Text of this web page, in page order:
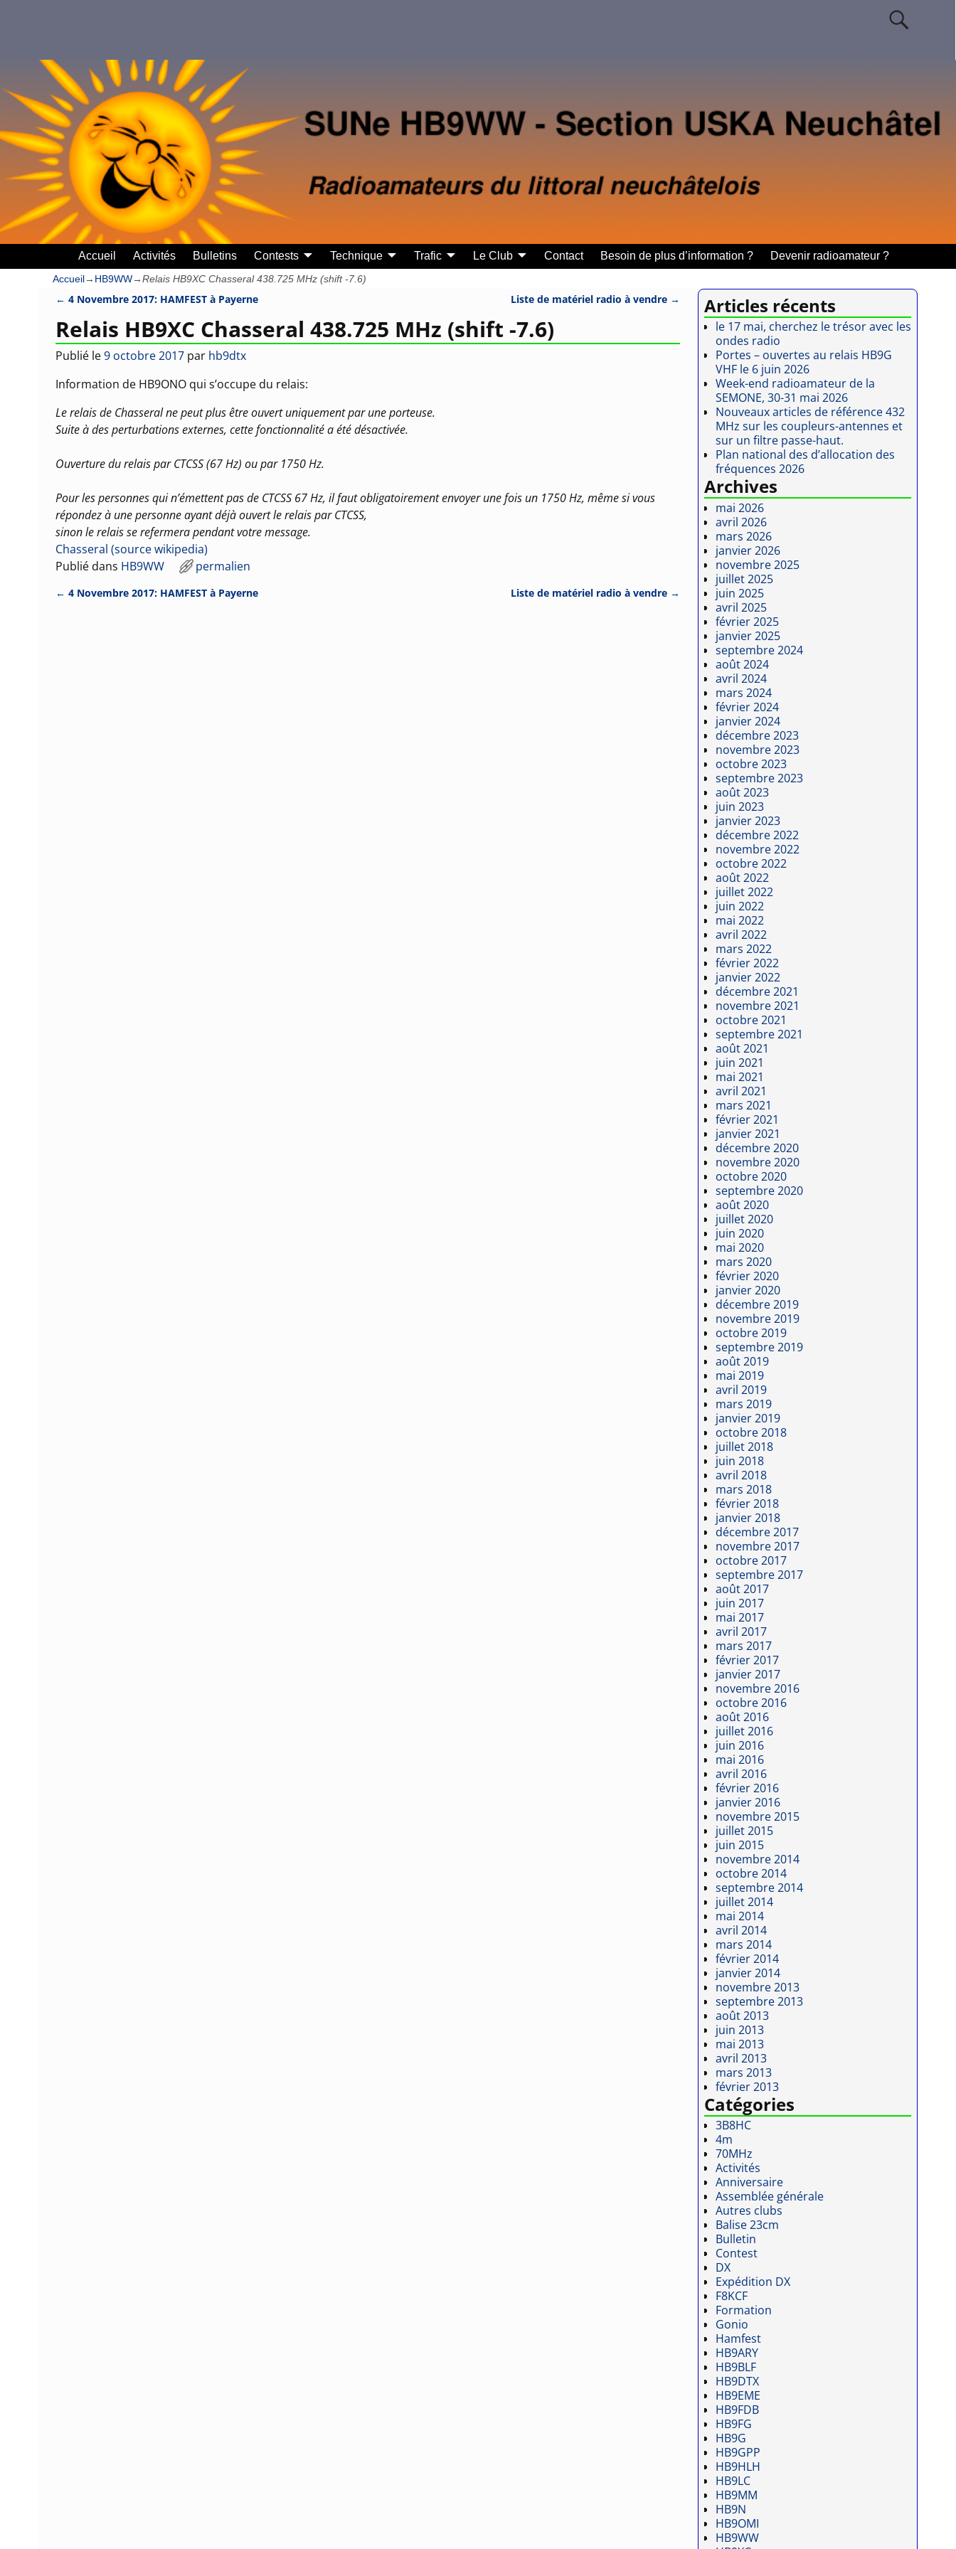
Accueil Activités Bulletins Contests Technique Trafic Le Club Contact Besoin de plus d’information ? Devenir radioamateur ?
Accueil→ HB9WW→Relais HB9XC Chasseral 438.725 MHz (shift -7.6)
← 4 Novembre 2017: HAMFEST à Payerne Liste de matériel radio à vendre →
Relais HB9XC Chasseral 438.725 MHz (shift -7.6)
Publié le9 octobre 2017 par hb9dtx
Information de HB9ONO qui s’occupe du relais:
Le relais de Chasseral ne peut plus être ouvert uniquement par une porteuse.
Suite à des perturbations externes, cette fonctionnalité a été désactivée.
Ouverture du relais par CTCSS (67 Hz) ou par 1750 Hz.
Pour les personnes qui n’émettent pas de CTCSS 67 Hz, il faut obligatoirement envoyer une fois un 1750 Hz, même si vous
répondez à une personne ayant déjà ouvert le relais par CTCSS,
sinon le relais se refermera pendant votre message.
Chasseral (source wikipedia)
Publié dans HB9WW permalien
← 4 Novembre 2017: HAMFEST à Payerne Liste de matériel radio à vendre →
Articles récents
le 17 mai, cherchez le trésor avec les
ondes radio
Portes – ouvertes au relais HB9G
VHF le 6 juin 2026
Week-end radioamateur de la
SEMONE, 30-31 mai 2026
Nouveaux articles de référence 432
MHz sur les coupleurs-antennes et
sur un filtre passe-haut.
Plan national des d’allocation des
fréquences 2026
Archives
mai 2026
avril 2026
mars 2026
janvier 2026
novembre 2025
juillet 2025
juin 2025
avril 2025
février 2025
janvier 2025
septembre 2024
août 2024
avril 2024
mars 2024
février 2024
janvier 2024
décembre 2023
novembre 2023
octobre 2023
septembre 2023
août 2023
juin 2023
janvier 2023
décembre 2022
novembre 2022
octobre 2022
août 2022
juillet 2022
juin 2022
mai 2022
avril 2022
mars 2022
février 2022
janvier 2022
décembre 2021
novembre 2021
octobre 2021
septembre 2021
août 2021
juin 2021
mai 2021
avril 2021
mars 2021
février 2021
janvier 2021
décembre 2020
novembre 2020
octobre 2020
septembre 2020
août 2020
juillet 2020
juin 2020
mai 2020
mars 2020
février 2020
janvier 2020
décembre 2019
novembre 2019
octobre 2019
septembre 2019
août 2019
mai 2019
avril 2019
mars 2019
janvier 2019
octobre 2018
juillet 2018
juin 2018
avril 2018
mars 2018
février 2018
janvier 2018
décembre 2017
novembre 2017
octobre 2017
septembre 2017
août 2017
juin 2017
mai 2017
avril 2017
mars 2017
février 2017
janvier 2017
novembre 2016
octobre 2016
août 2016
juillet 2016
juin 2016
mai 2016
avril 2016
février 2016
janvier 2016
novembre 2015
juillet 2015
juin 2015
novembre 2014
octobre 2014
septembre 2014
juillet 2014
mai 2014
avril 2014
mars 2014
février 2014
janvier 2014
novembre 2013
septembre 2013
août 2013
juin 2013
mai 2013
avril 2013
mars 2013
février 2013
Catégories
3B8HC
4m
70MHz
Activités
Anniversaire
Assemblée générale
Autres clubs
Balise 23cm
Bulletin
Contest
DX
Expédition DX
F8KCF
Formation
Gonio
Hamfest
HB9ARY
HB9BLF
HB9DTX
HB9EME
HB9FDB
HB9FG
HB9G
HB9GPP
HB9HLH
HB9LC
HB9MM
HB9N
HB9OMI
HB9WW